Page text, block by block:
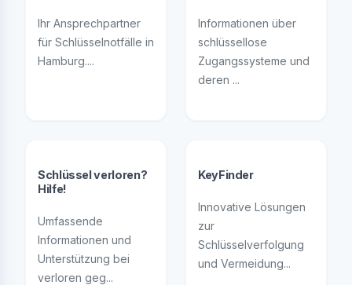
Ihr Ansprechpartner
für Schlüsselnotfälle in
Hamburg....
Informationen über
schlüssellose
Zugangssysteme und
deren ...
Schlüssel verloren?
Hilfe!
Umfassende
Informationen und
Unterstützung bei
verloren geg...
KeyFinder
Innovative Lösungen
zur
Schlüsselverfolgung
und Vermeidung...